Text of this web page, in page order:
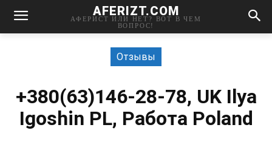
AFERIZT.COM
АФЕРИСТ ИЛИ НЕТ? ВОТ В ЧЕМ
ВОПРОС!
Отзывы
+380(63)146-28-78, UK Ilya
Igoshin PL, Работа Poland